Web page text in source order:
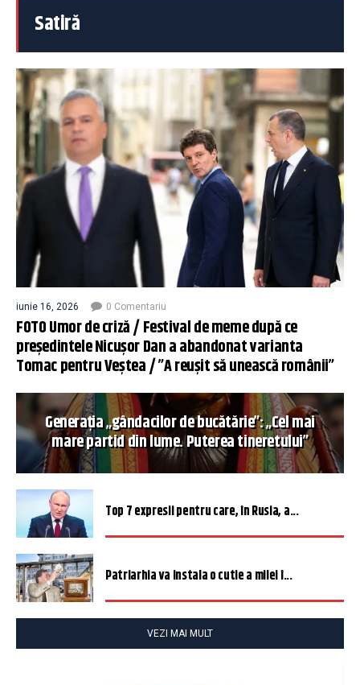
Satiră
iunie 16, 2026 0 Comentariu
FOTO Umor de criză / Festival de meme după ce
președintele Nicușor Dan a abandonat varianta
Tomac pentru Veștea / ”A reușit să unească românii”
Generația „gândacilor de bucătărie”: „Cel mai
mare partid din lume. Puterea tineretului”
Top 7 expresii pentru care, în Rusia, a...
Patriarhia va instala o cutie a milei î...
VEZI MAI MULT